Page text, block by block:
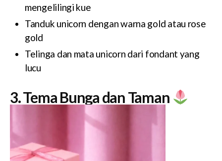
mengelilingi kue
Tanduk unicorn dengan warna gold atau rose
gold
Telinga dan mata unicorn dari fondant yang
lucu
3. Tema Bunga dan Taman